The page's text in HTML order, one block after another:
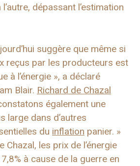
l’autre, dépassant l’estimation
suggère que même si
reçus par les producteurs est
à l’énergie », a déclaré
Blair. Richard de Chazal
également une
large dans d’autres
du inflation panier. »
Chazal, les prix de l’énergie
à cause de la guerre en